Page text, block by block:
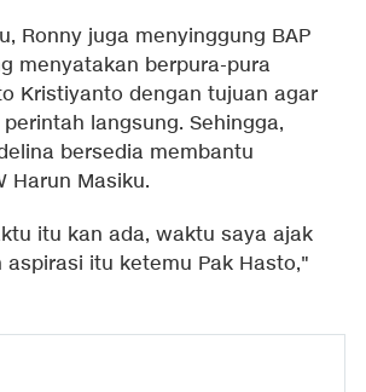
Ronny juga menyinggung BAP
menyatakan berpura-pura
Kristiyanto dengan tujuan agar
langsung. Sehingga,
bersedia membantu
Harun Masiku.
itu kan ada, waktu saya ajak
aspirasi itu ketemu Pak Hasto,"